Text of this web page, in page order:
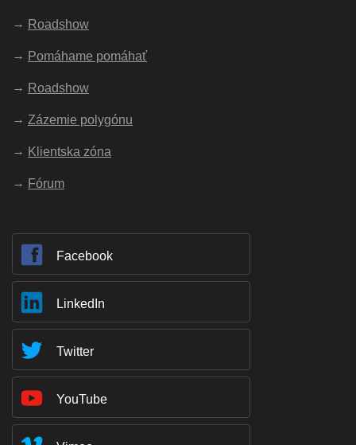
Roadshow
Pomáhame pomáhať
Roadshow
Zázemie polygónu
Klientska zóna
Fórum
Facebook
LinkedIn
Twitter
YouTube